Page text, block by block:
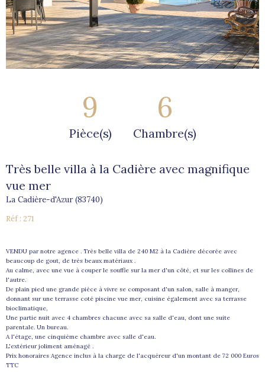
9
Pièce(s)
6
Chambre(s)
Très belle villa à la Cadière avec magnifique
vue mer
La Cadière-d'Azur (83740)
Réf : 271
VENDU par notre agence . Très belle villa de 240 M2 à la Cadière décorée avec
beaucoup de gout, de très beaux matériaux .
Au calme, avec une vue à couper le souffle sur la mer d'un côté, et sur les collines de
l'autre.
De plain pied une grande pièce à vivre se composant d'un salon, salle à manger,
donnant sur une terrasse coté piscine vue mer, cuisine également avec sa terrasse
bioclimatique,
Une partie nuit avec 4 chambres chacune avec sa salle d'eau, dont une suite
parentale. Un bureau.
A l'étage, une cinquième chambre avec salle d'eau.
L'extérieur joliment aménagé .
Prix honoraires Agence inclus à la charge de l'acquéreur d'un montant de 72 000 Euros
TTC